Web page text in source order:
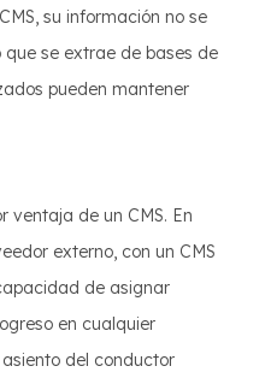
su información no se
se extrae de bases de
pueden mantener
ventaja de un CMS. En
externo, con un CMS
de asignar
en cualquier
del conductor